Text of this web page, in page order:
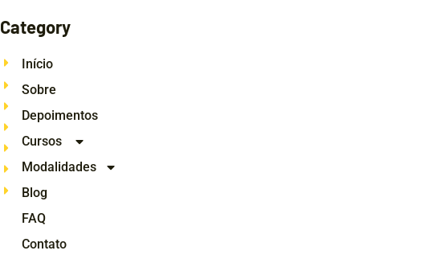
Category
Início
Sobre
Depoimentos
Cursos
Modalidades
Blog
FAQ
Contato